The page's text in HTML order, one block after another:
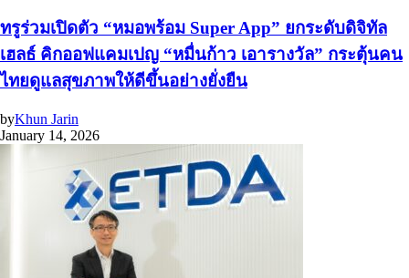
ทรูร่วมเปิดตัว “หมอพร้อม Super App” ยกระดับดิจิทัล
เฮลธ์ คิกออฟแคมเปญ “หมื่นก้าว เอารางวัล” กระตุ้นคน
ไทยดูแลสุขภาพให้ดีขึ้นอย่างยั่งยืน
byKhun Jarin
January 14, 2026